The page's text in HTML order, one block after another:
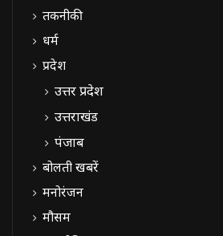
तकनीकी
धर्म
प्रदेश
उत्तर प्रदेश
उत्तराखंड
पंजाब
बोलती खबरें
मनोरंजन
मौसम